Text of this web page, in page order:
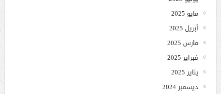
مايو 2025
أبريل 2025
مارس 2025
فبراير 2025
يناير 2025
ديسمبر 2024